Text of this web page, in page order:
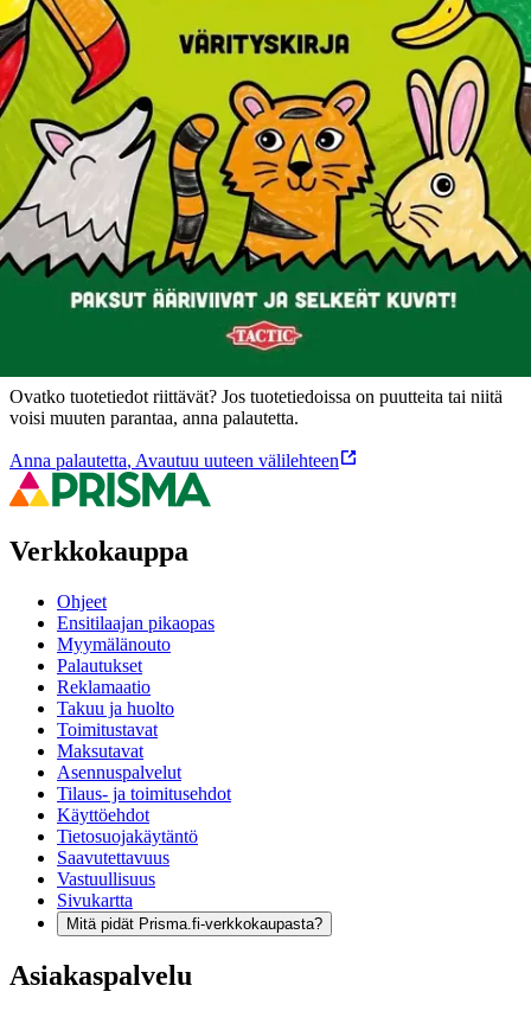
Hei kaikki taaperot, naperot, piiperot ja muut lapsenmieliset! Tässä
kirjassa värittämistä odottaa roima määrä kuvia tutuista - tai
viimeistään nyt tutuksi tulevista - karvakorvista, nöpönenistä ja
muista eläinystävistä. Paksut ääriviivat ja selkeät kuvat helpottavat
pienempienkin puuhailijoiden väri-ilottelua.
Ominaisuudet
Oletko tyytyväinen tuotetietoihin?
Ovatko tuotetiedot riittävät? Jos tuotetiedoissa on puutteita tai niitä
voisi muuten parantaa, anna palautetta.
Anna palautetta, Avautuu uuteen välilehteen
Verkkokauppa
Ohjeet
Ensitilaajan pikaopas
Myymälänouto
Palautukset
Reklamaatio
Takuu ja huolto
Toimitustavat
Maksutavat
Asennuspalvelut
Tilaus- ja toimitusehdot
Käyttöehdot
Tietosuojakäytäntö
Saavutettavuus
Vastuullisuus
Sivukartta
Mitä pidät Prisma.fi-verkkokaupasta?
Asiakaspalvelu